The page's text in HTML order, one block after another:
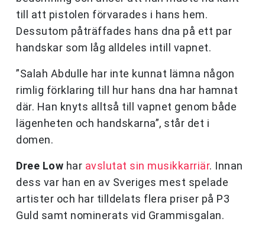
till att pistolen förvarades i hans hem.
Dessutom påträffades hans dna på ett par
handskar som låg alldeles intill vapnet.
”Salah Abdulle har inte kunnat lämna någon
rimlig förklaring till hur hans dna har hamnat
där. Han knyts alltså till vapnet genom både
lägenheten och handskarna”, står det i
domen.
Dree Low har avslutat sin musikkarriär. Innan
dess var han en av Sveriges mest spelade
artister och har tilldelats flera priser på P3
Guld samt nominerats vid Grammisgalan.